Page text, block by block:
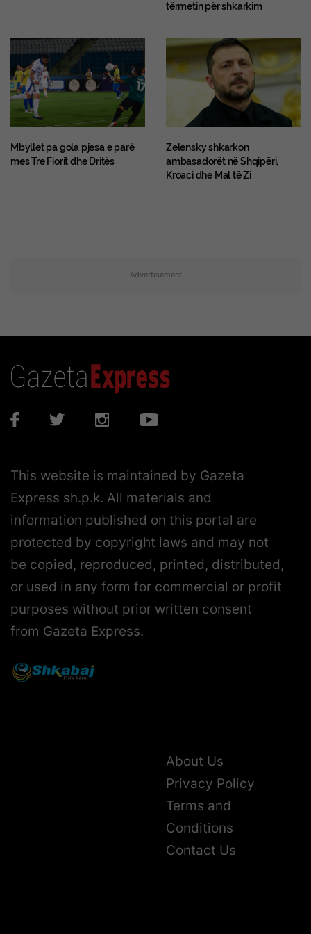
tërmetin për shkarkim
Mbyllet pa gola pjesa e parë
mes Tre Fiorit dhe Dritës
Zelensky shkarkon
ambasadorët në Shqipëri,
Kroaci dhe Mal të Zi
Advertisement
This website is maintained by Gazeta
Express sh.p.k. All materials and
information published on this portal are
protected by copyright laws and may not
be copied, reproduced, printed, distributed,
or used in any form for commercial or profit
purposes without prior written consent
from Gazeta Express.
About Us
Privacy Policy
Terms and
Conditions
Contact Us